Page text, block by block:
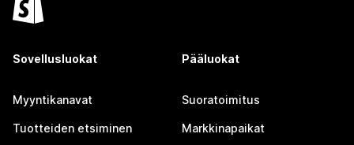
Sovellusluokat
Myyntikanavat
Tuotteiden etsiminen
Pääluokat
Suoratoimitus
Markkinapaikat